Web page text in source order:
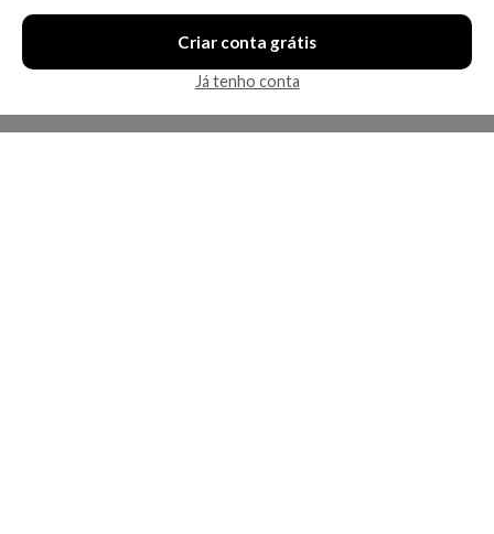
Criar conta grátis
Já tenho conta